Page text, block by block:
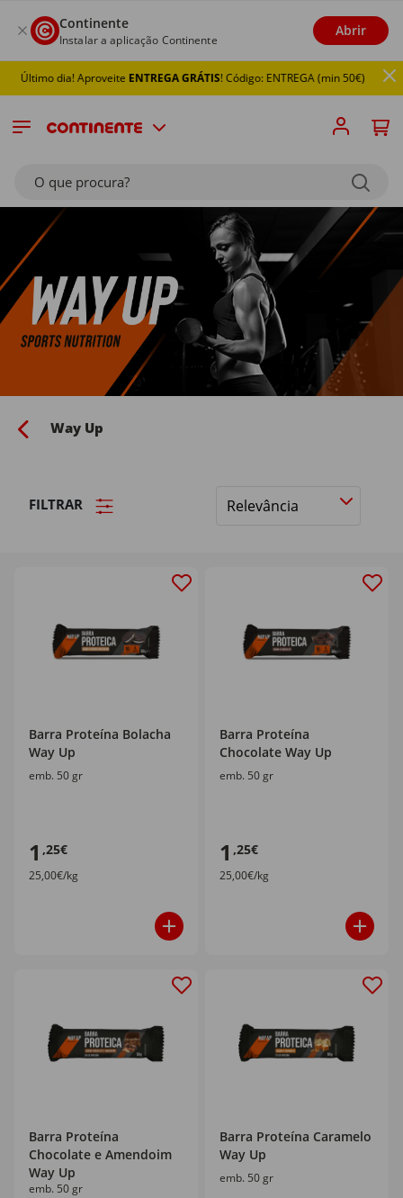
Continente
Instalar a aplicação Continente
Abrir
AproveiteENTREGA GRÁTIS! Código: ENTREGA (min 50€)
O que procura?
Way Up
FILTRAR
Ordenar
Barra Proteína Bolacha
Way Up
emb. 50 gr
1 ,25€
25,00€/kg
Barra Proteína
Chocolate Way Up
emb. 50 gr
1 ,25€
25,00€/kg
Barra Proteína
Chocolate e Amendoim
Way Up
emb. 50 gr
Barra Proteína Caramelo
Way Up
emb. 50 gr